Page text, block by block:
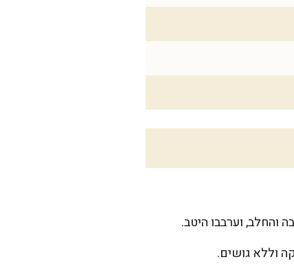
והחלב, וערבבו היטב.
וללא גושים.